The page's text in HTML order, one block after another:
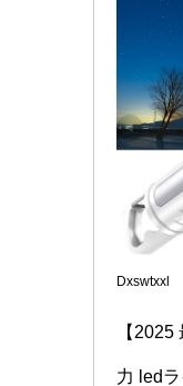
Dxswtxxl
【
力 led